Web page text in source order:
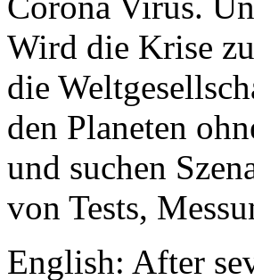
Wird die Krise
die
den Planeten
und suchen
von Tests,
English: After